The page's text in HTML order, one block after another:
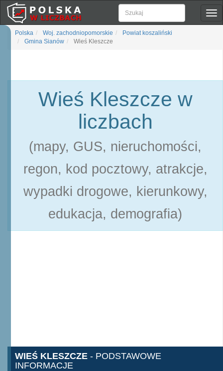
Polska Woj. zachodniopomorskie
Powiat koszaliński
Gmina Sianów
Wieś Kleszcze
Wieś Kleszcze w
liczbach
(mapy, GUS, nieruchomości,
regon, kod pocztowy, atrakcje,
wypadki drogowe, kierunkowy,
edukacja, demografia)
WIEŚ KLESZCZE - PODSTAWOWE
INFORMACJE